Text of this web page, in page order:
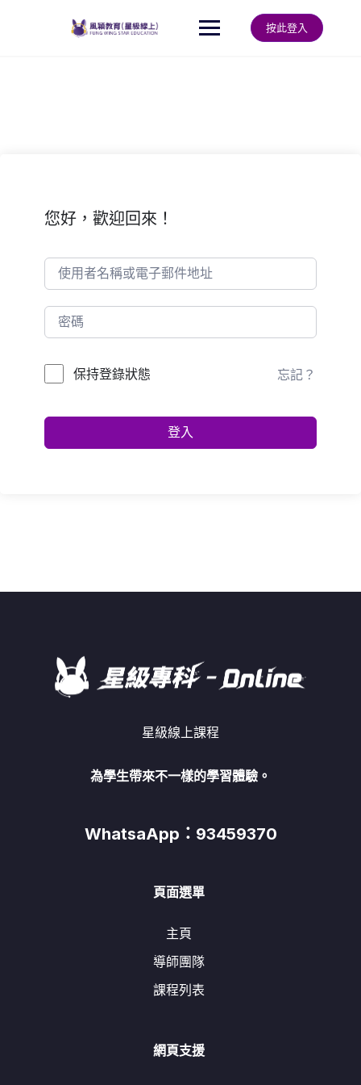
按此登入
您好，歡迎回來！
保持登錄狀態 忘記？
登入
星級線上課程
為學生帶來不一樣的學習體驗。
WhatsaApp：93459370
頁面選單
主頁
導師團隊
課程列表
網頁支援